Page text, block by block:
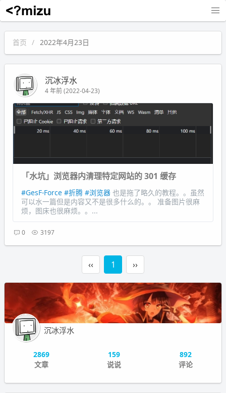
沉冰浮水
首页 2022年4月23日
沉冰浮水
4 年前 (2022-04-23)
「水坑」浏览器内清理特定网站的 301 缓存
#GesF-Force #折腾 #浏览器 也是拖了略久的教程。。虽然
可以水一篇但是内容又不是很多什么的。。 准备图片很麻
烦，图床也很麻烦。。...
0 3197
‹‹ 1 ››
沉冰浮水
2869
文章
159
说说
892
评论